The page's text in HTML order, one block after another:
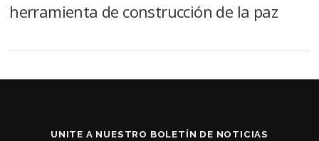
herramienta de construcción de la paz
UNITE A NUESTRO BOLETÍN DE NOTICIAS